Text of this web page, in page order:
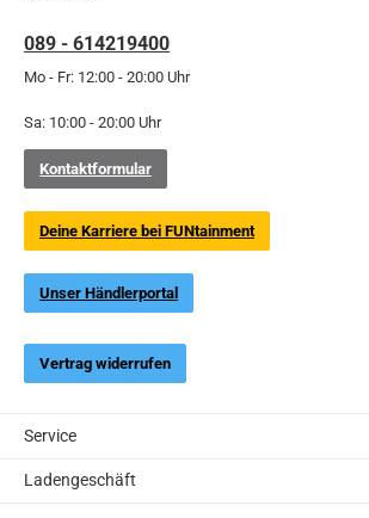
089 - 614219400
Mo - Fr: 12:00 - 20:00 Uhr
Sa: 10:00 - 20:00 Uhr
Kontaktformular
Deine Karriere bei FUNtainment
Unser Händlerportal
Vertrag widerrufen
Service
Ladengeschäft